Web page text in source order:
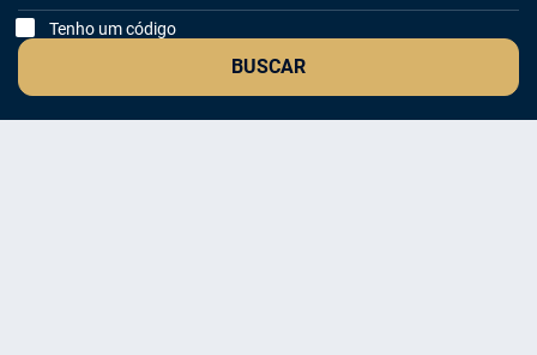
Tenho um código
BUSCAR